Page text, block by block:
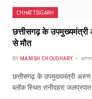
CHHATTISGARH
छत्तीसगढ़ के
से मौत
BY MANISH CHOUDHARY
छत्तीसगढ़ के उपमुख्यमंत्री
ब्लॉक स्थित रानीदहरा